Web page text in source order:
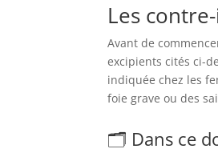
Les
Avant de
excipients cités ci-
indiquée chez les
foie grave ou des
🗂️ Dans ce